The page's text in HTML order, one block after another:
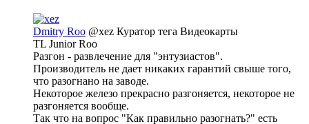
Dmitry Roo @xez Куратор тега Видеокарты
TL Junior Roo
Разгон - развлечение для "энтузиастов".
Производитель не дает никаких гарантий свыше того,
что разогнано на заводе.
Некоторое железо прекрасно разгоняется, некоторое не
разгоняется вообще.
Так что на вопрос "Как правильно разогнать?" есть